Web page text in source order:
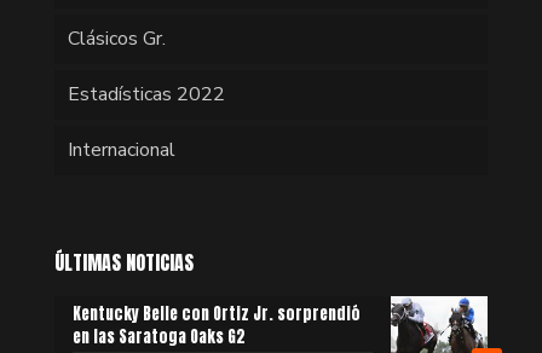
Clásicos Gr.
Estadísticas 2022
Internacional
ÚLTIMAS NOTICIAS
Kentucky Belle con Ortiz Jr. sorprendió
en las Saratoga Oaks G2